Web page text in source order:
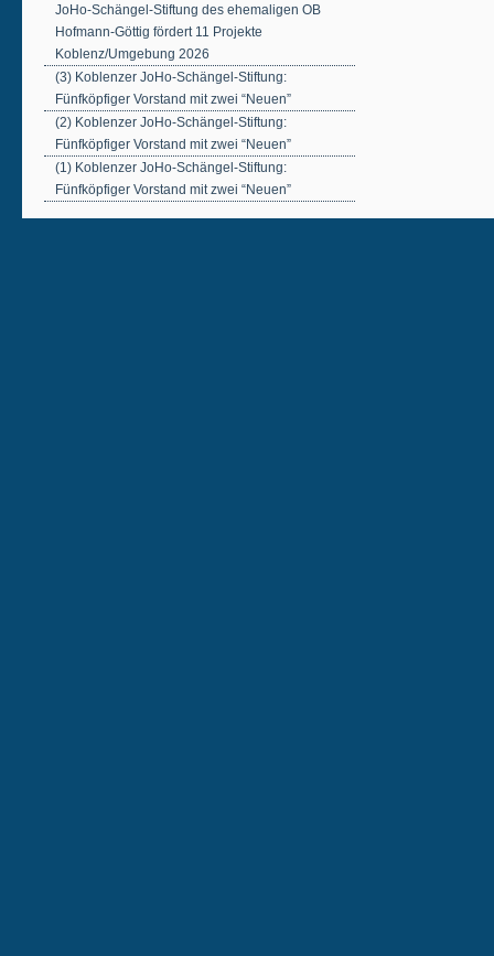
JoHo-Schängel-Stiftung des ehemaligen OB
Hofmann-Göttig fördert 11 Projekte
Koblenz/Umgebung 2026
(3) Koblenzer JoHo-Schängel-Stiftung:
Fünfköpfiger Vorstand mit zwei “Neuen”
(2) Koblenzer JoHo-Schängel-Stiftung:
Fünfköpfiger Vorstand mit zwei “Neuen”
(1) Koblenzer JoHo-Schängel-Stiftung:
Fünfköpfiger Vorstand mit zwei “Neuen”